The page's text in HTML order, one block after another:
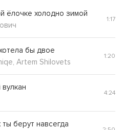
ёлочке холодно зимой
1:17
бы двое
Artem Shilovets
1:20
4:24
ты берут навсегда